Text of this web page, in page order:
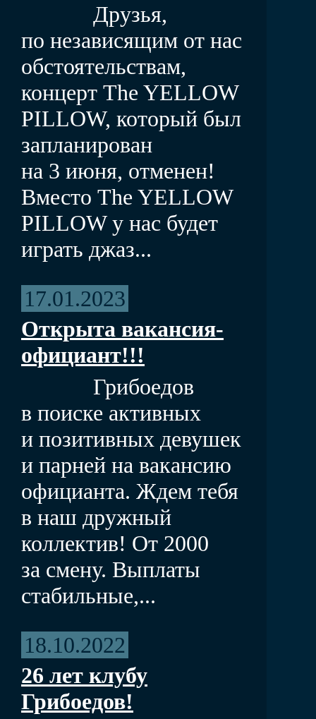
Друзья,
по независящим от нас
обстоятельствам,
концерт The YELLOW
PILLOW, который был
запланирован
на 3 июня, отменен!
Вместо The YELLOW
PILLOW у нас будет
играть джаз...
17.01.2023
Открыта вакансия-
официант!!!
Грибоедов
в поиске активных
и позитивных девушек
и парней на вакансию
официанта. Ждем тебя
в наш дружный
коллектив! От 2000
за смену. Выплаты
стабильные,...
18.10.2022
26 лет клубу
Грибоедов!